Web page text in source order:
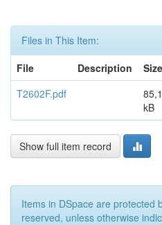
Files in This Item:
File
Description Size
T2602F.pdf
kB
Show full item record
Items in DSpace are protected
reserved, unless otherwise